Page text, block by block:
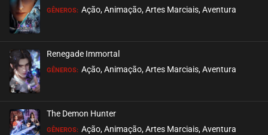
GÊNEROS: Ação, Animação, Artes Marciais, Aventura
Renegade Immortal
GÊNEROS: Ação, Animação, Artes Marciais, Aventura
The Demon Hunter
GÊNEROS: Ação, Animação, Artes Marciais, Aventura